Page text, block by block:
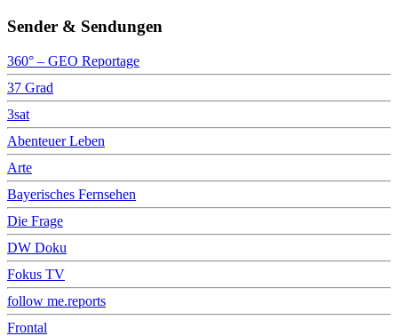
Sender & Sendungen
360° – GEO Reportage
37 Grad
3sat
Abenteuer Leben
Arte
Bayerisches Fernsehen
Die Frage
DW Doku
Fokus TV
follow me.reports
Frontal